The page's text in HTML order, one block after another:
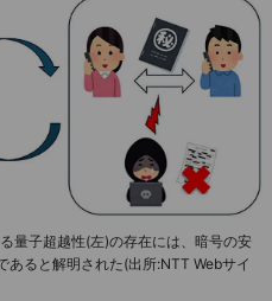
量子超越性(左)の存在には、暗号の安
あると解明された(出所:NTT Webサイ